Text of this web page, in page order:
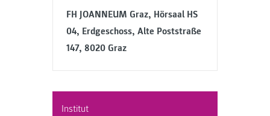
FH JOANNEUM Graz, Hörsaal HS
04, Erdgeschoss, Alte Poststraße
147, 8020 Graz
Institut